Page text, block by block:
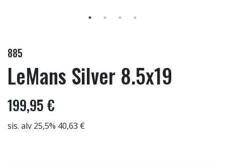
885
LeMans Silver 8.5x19
199,95 €
sis. alv 25,5% 40,63 €